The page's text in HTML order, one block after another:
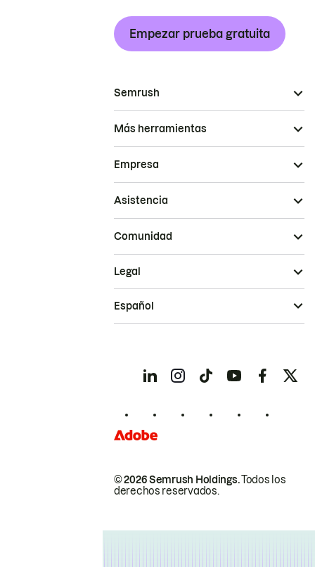
Empezar prueba gratuita
Semrush
Más herramientas
Empresa
Asistencia
Comunidad
© 2026 Semrush Holdings.Todos los
derechos reservados.
Legal
Español